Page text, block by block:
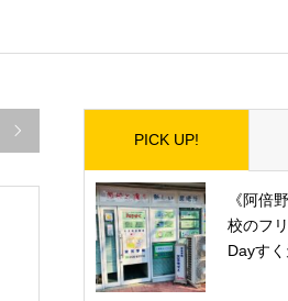
 PICK UP!
《阿倍
校のフ
Dayす